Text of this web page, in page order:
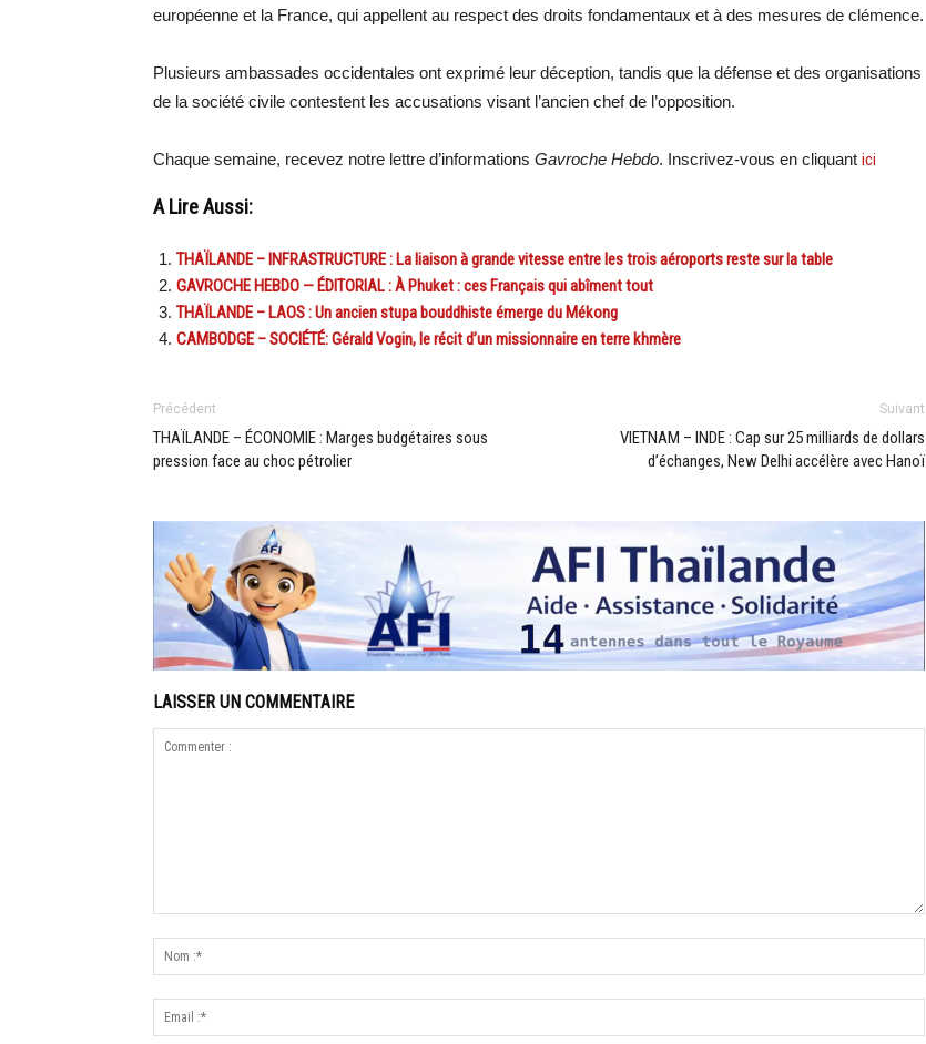
européenne et la France, qui appellent au respect des droits fondamentaux et à des mesures de clémence.
Plusieurs ambassades occidentales ont exprimé leur déception, tandis que la défense et des organisations
de la société civile contestent les accusations visant l’ancien chef de l’opposition.
Chaque semaine, recevez notre lettre d’informations Gavroche Hebdo. Inscrivez-vous en cliquant ici
A Lire Aussi:
THAÏLANDE – INFRASTRUCTURE : La liaison à grande vitesse entre les trois aéroports reste sur la table
GAVROCHE HEBDO — ÉDITORIAL : À Phuket : ces Français qui abîment tout
THAÏLANDE – LAOS : Un ancien stupa bouddhiste émerge du Mékong
CAMBODGE – SOCIÉTÉ: Gérald Vogin, le récit d’un missionnaire en terre khmère
Précédent
THAÏLANDE – ÉCONOMIE : Marges budgétaires sous
pression face au choc pétrolier
Suivant
VIETNAM – INDE : Cap sur 25 milliards de dollars
d’échanges, New Delhi accélère avec Hanoï
LAISSER UN COMMENTAIRE